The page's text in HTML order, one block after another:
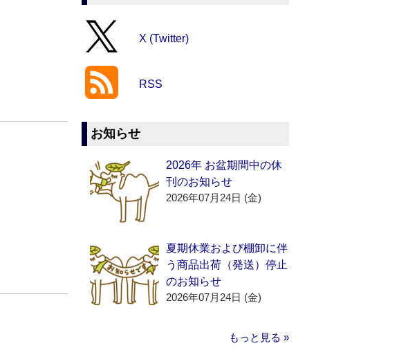
X (Twitter)
RSS
お知らせ
2026年 お盆期間中の休
刊のお知らせ
2026年07月24日 (金)
夏期休業および棚卸に伴
う商品出荷（発送）停止
のお知らせ
2026年07月24日 (金)
もっと見る »